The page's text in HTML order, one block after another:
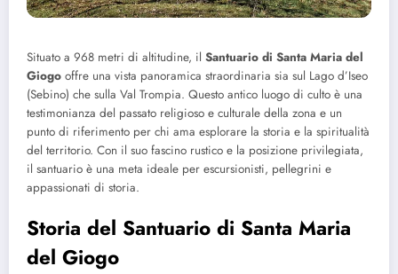
Situato a 968 metri di altitudine, il Santuario di Santa Maria del
Giogo offre una vista panoramica straordinaria sia sul Lago d’Iseo
(Sebino) che sulla Val Trompia. Questo antico luogo di culto è una
testimonianza del passato religioso e culturale della zona e un
punto di riferimento per chi ama esplorare la storia e la spiritualità
del territorio. Con il suo fascino rustico e la posizione privilegiata,
il santuario è una meta ideale per escursionisti, pellegrini e
appassionati di storia.
Storia del Santuario di Santa Maria
del Giogo